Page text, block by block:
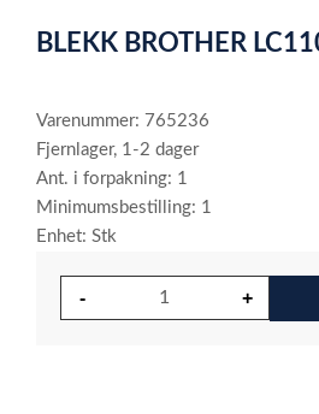
of
BLEKK BROTHER
Varenummer: 765236
Fjernlager, 1-2 dager
Ant. i forpakning: 1
Minimumsbestilling: 1
Enhet: Stk